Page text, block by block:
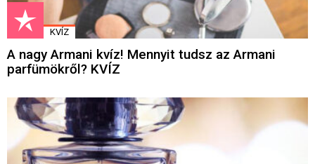
KVÍZ
A nagy Armani kvíz! Mennyit tudsz az Armani
parfümökről? KVÍZ